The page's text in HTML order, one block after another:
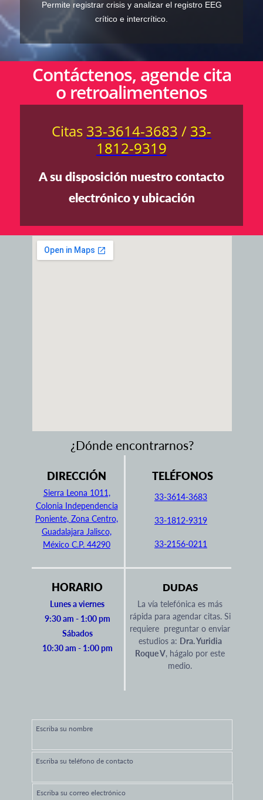
Permite registrar crisis y analizar el registro EEG
crítico e intercrítico.
DIRECCIÓN
Sierra Leona 1011,
Colonia Independencia
Poniente, Zona Centro,
Guadalajara Jalisco,
México C.P. 44290
HORARIO
Lunes a viernes
9:30 am - 1:00 pm
Sábados
10:30 am - 1:00 pm
TELÉFONOS
33-3614-3683
33-1812-9319
33-2156-0211
DUDAS
La vía telefónica es más
rápida para agendar citas. Si
requiere preguntar o enviar
estudios a: Dra. Yuridia
Roque V, hágalo por este
medio.
¿Dónde encontrarnos?
Escriba su nombre
Escriba su correo electrónico
Escriba su teléfono de contacto
Contáctenos, agende cita
o retroalimentenos
Citas 33-3614-3683 / 33-
1812-9319
A su disposición nuestro contacto
electrónico y ubicación